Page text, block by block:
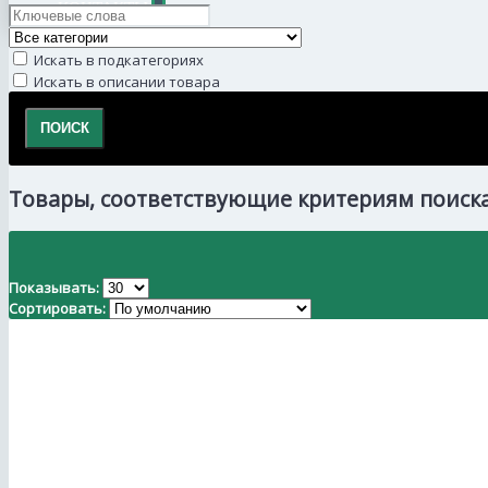
КОНТАКТЫ +
Искать в подкатегориях
Искать в описании товара
Товары, соответствующие критериям
Показывать:
Сортировать: